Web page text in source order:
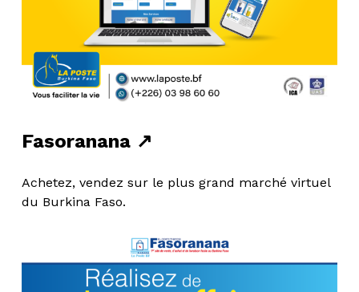
Fasoranana ↗
Achetez, vendez sur le plus grand marché virtuel
du Burkina Faso.